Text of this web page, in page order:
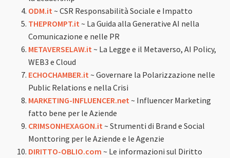
ODM.it ~ CSR Responsabilità Sociale e Impatto
THEPROMPT.it ~ La Guida alla Generative AI nella
Comunicazione e nelle PR
METAVERSELAW.it ~ La Legge e il Metaverso, AI Policy,
WEB3 e Cloud
ECHOCHAMBER.it ~ Governare la Polarizzazione nelle
Public Relations e nella Crisi
MARKETING-INFLUENCER.net ~ Influencer Marketing
fatto bene per le Aziende
CRIMSONHEXAGON.it ~ Strumenti di Brand e Social
Monttoring per le Aziende e le Agenzie
DIRITTO-OBLIO.com ~ Le informazioni sul Diritto